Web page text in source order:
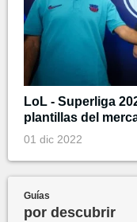
LoL - Superliga
plantillas del
01 dic 2022
Guías
por descubrir